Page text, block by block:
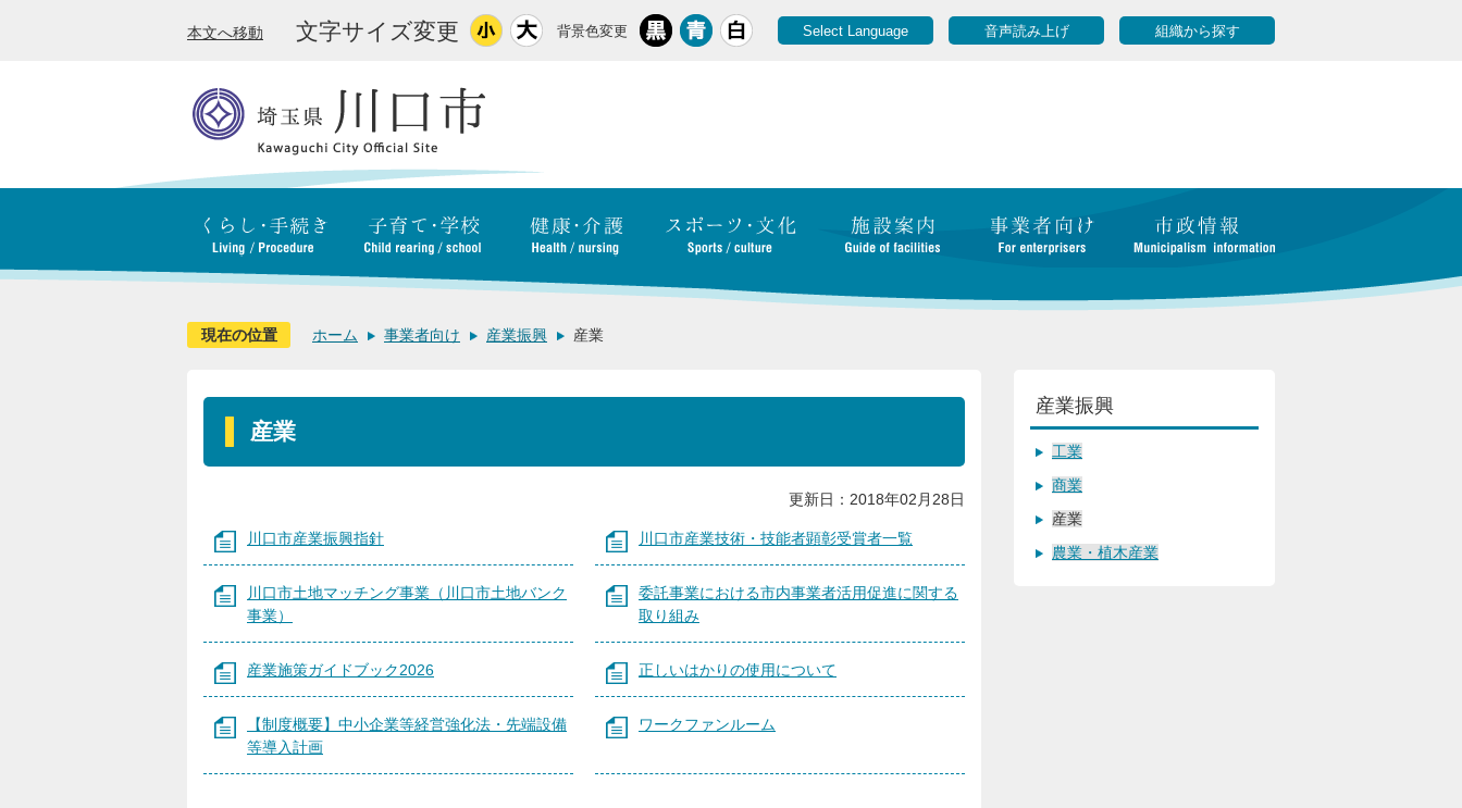
本文へ移動 文字サイズ変更 背景色変更 Select Language 音声読み上げ 組織から探す
現在の位置 ホーム 事業者向け 産業振興 産業
産業
更新日：2018年02月28日
川口市産業振興指針 川口市産業技術・技能者顕彰受賞者一覧
川口市土地マッチング事業（川口市土地バンク
事業）
委託事業における市内事業者活用促進に関する
取り組み
産業施策ガイドブック2026 正しいはかりの使用について
【制度概要】中小企業等経営強化法・先端設備
等導入計画
ワークファンルーム
産業振興
工業
商業
産業
農業・植木産業